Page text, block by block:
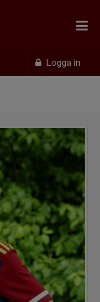
Logga in